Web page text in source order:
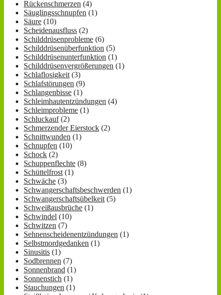
Rückenschmerzen (4)
Säuglingsschnupfen (1)
Säure (10)
Scheidenausfluss (2)
Schilddrüsenprobleme (6)
Schilddrüsenüberfunktion (5)
Schilddrüsenunterfunktion (1)
Schilddrüsenvergrößerungen (1)
Schlaflosigkeit(3)
Schlafstörungen (9)
Schlangenbisse (1)
Schleimhautentzündungen (4)
Schleimprobleme (1)
Schluckauf(2)
Schmerzender Eierstock (2)
Schnittwunden (1)
Schnupfen (10)
Schock (2)
Schuppenflechte (8)
Schüttelfrost(1)
Schwäche (3)
Schwangerschaftsbeschwerden (1)
Schwangerschaftsübelkeit(5)
Schweißausbrüche (1)
Schwindel (10)
Schwitzen (7)
Sehnenscheidenentzündungen (1)
Selbstmordgedanken (1)
Sinusitis (1)
Sodbrennen (7)
Sonnenbrand (1)
Sonnenstich (1)
Stauchungen (1)